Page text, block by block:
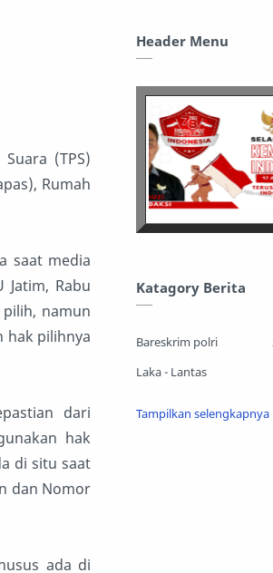
(TPS)
Rumah
saat media
Rabu
namun
hak pilihnya
dari
hak
di situ saat
dan Nomor
ada di
Header Menu
Katagory Berita
Bareskrim polri
Laka - Lantas